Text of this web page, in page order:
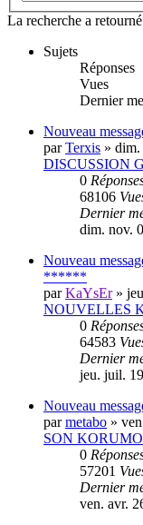
La recherche a
Sujets
Réponses
Vues
Dernier
Nouveau
parTerxis » dim.
DISCUSSION
0
68106
Dernier
dim. nov.
Nouveau
******
parKaYsEr»
NOUVELLES
0
64583
Dernier
jeu. juil.
Nouveau
parmetabo »
SON
0
57201
Dernier
ven. avr.